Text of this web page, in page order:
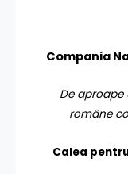
Compania
De aproape
române
Calea